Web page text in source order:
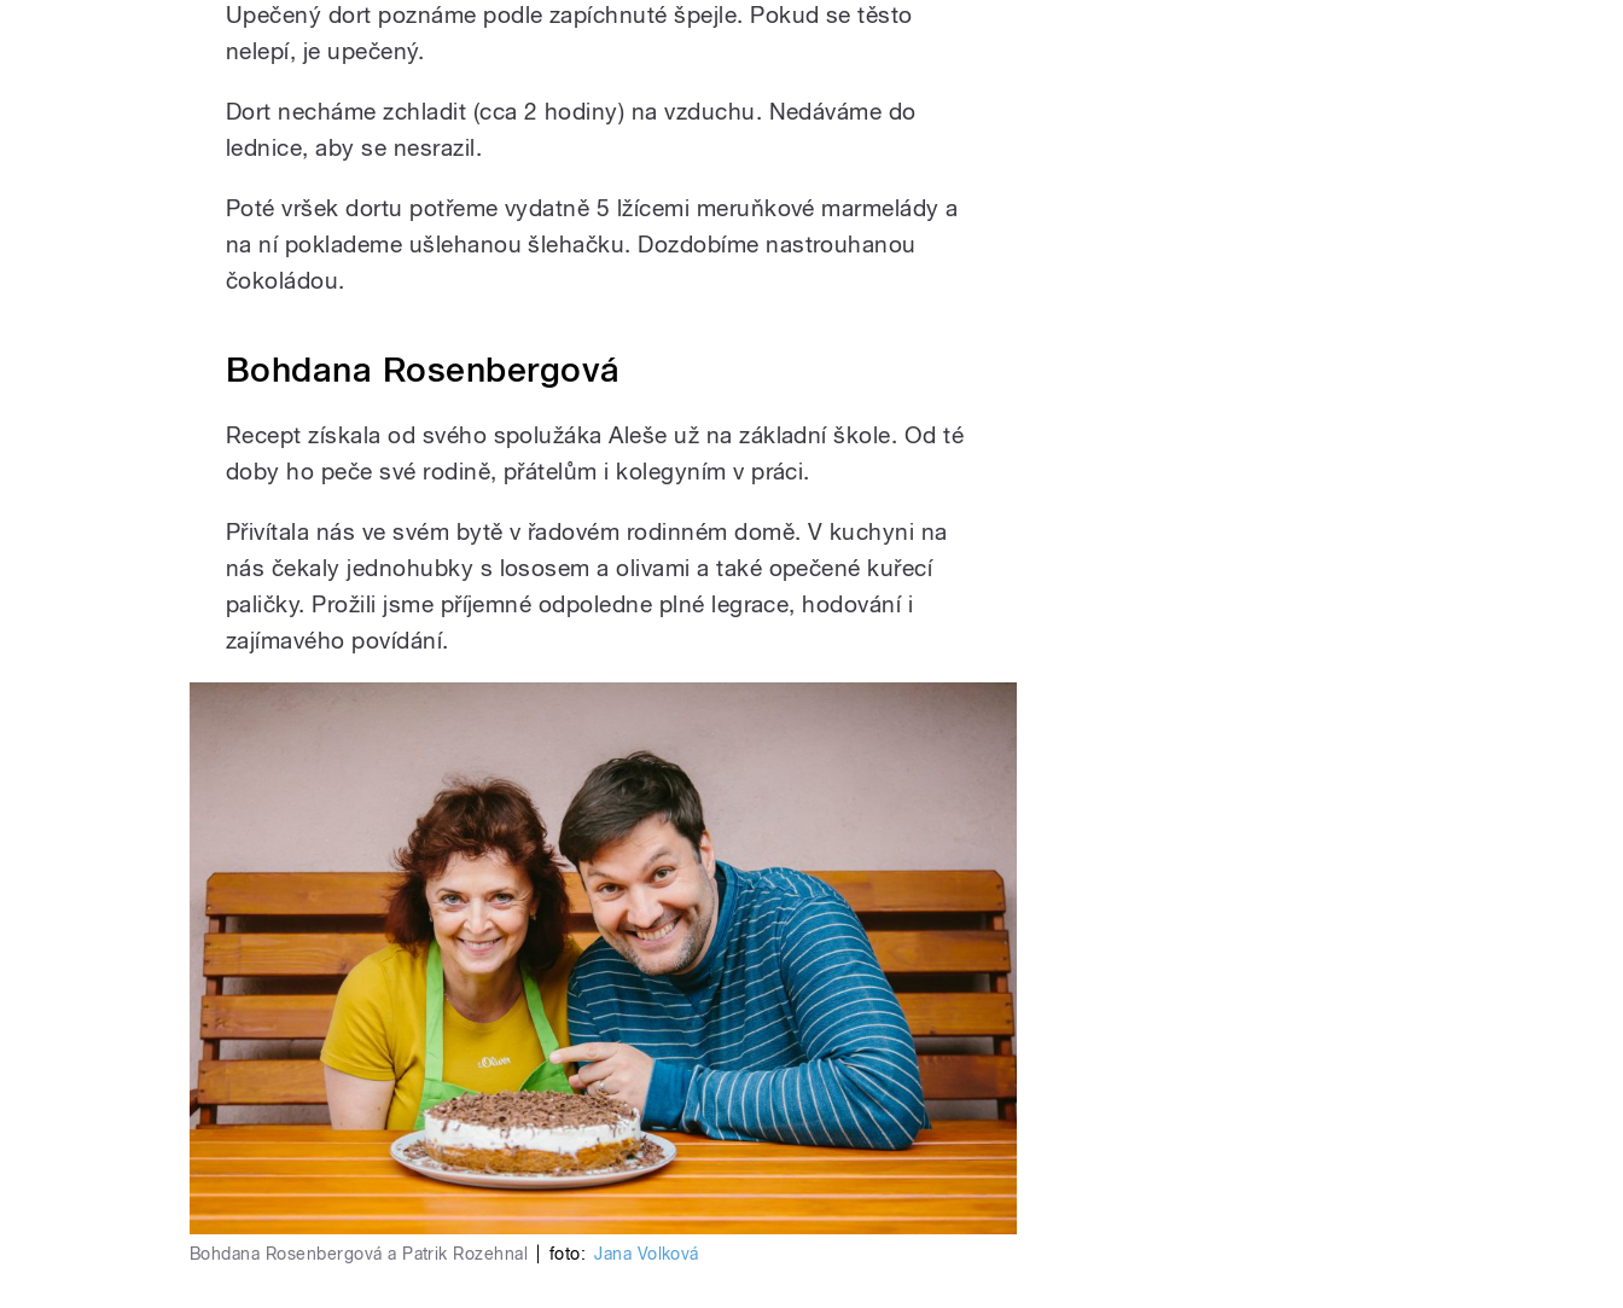
Upečený dort poznáme podle zapíchnuté špejle. Pokud se těsto
nelepí, je upečený.
Dort necháme zchladit (cca 2 hodiny) na vzduchu. Nedáváme do
lednice, aby se nesrazil.
Poté vršek dortu potřeme vydatně 5 lžícemi meruňkové marmelády a
na ní poklademe ušlehanou šlehačku. Dozdobíme nastrouhanou
čokoládou.
Bohdana Rosenbergová
Recept získala od svého spolužáka Aleše už na základní škole. Od té
doby ho peče své rodině, přátelům i kolegyním v práci.
Přivítala nás ve svém bytě v řadovém rodinném domě. V kuchyni na
nás čekaly jednohubky s lososem a olivami a také opečené kuřecí
paličky. Prožili jsme příjemné odpoledne plné legrace, hodování i
zajímavého povídání.
Bohdana Rosenbergová a Patrik Rozehnal foto: Jana Volková